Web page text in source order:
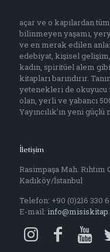
açar ve o kapılardan
bilinmeyen yaşamı,
ve en merak edilen
edebiyat, kişisel
kadın, spiritüel alem
kitapları barındırır.
yetenekleri de okuyucu
olan, yerli ve yabancı
Yayıncılık’ın yeni güçlü
İletişim
Rasimpaşa Mah.
Kadıköy/İstanbul
Telefon: +90 (0)216 330
E-mail: